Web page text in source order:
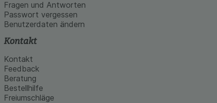
Werbung auf Drittseiten möglichst relevant für Sie
zu gestalten. Bitte beachten Sie, dass Daten
hierfür teilweise an Dritte wie z.B. Google oder
soziale Medien übertragen werden.
Fragen und Antworten
Passwort vergessen
Benutzerdaten ändern
Kontakt
Kontakt
Feedback
Beratung
Bestellhilfe
Freiumschläge